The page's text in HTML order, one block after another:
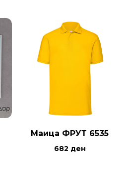
Маица ФРУТ 6535
682 ден